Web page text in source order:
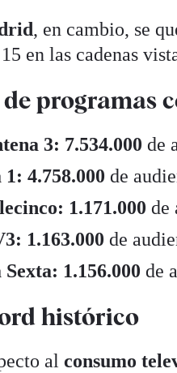
, en cambio, se
en las cadenas
de programas
3: 7.534.000de
1: 4.758.000de
1.171.000de
1.163.000 de
Sexta: 1.156.000 de
histórico
alconsumo